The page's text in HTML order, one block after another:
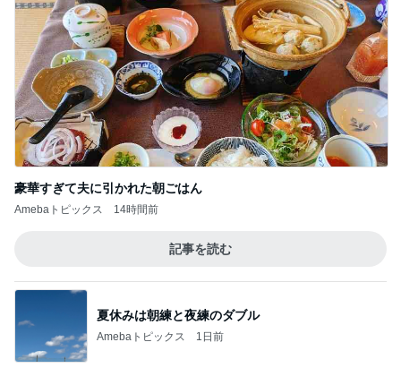
豪華すぎて夫に引かれた朝ごはん
Amebaトピックス 14時間前
記事を読む
夏休みは朝練と夜練のダブル
Amebaトピックス 1日前